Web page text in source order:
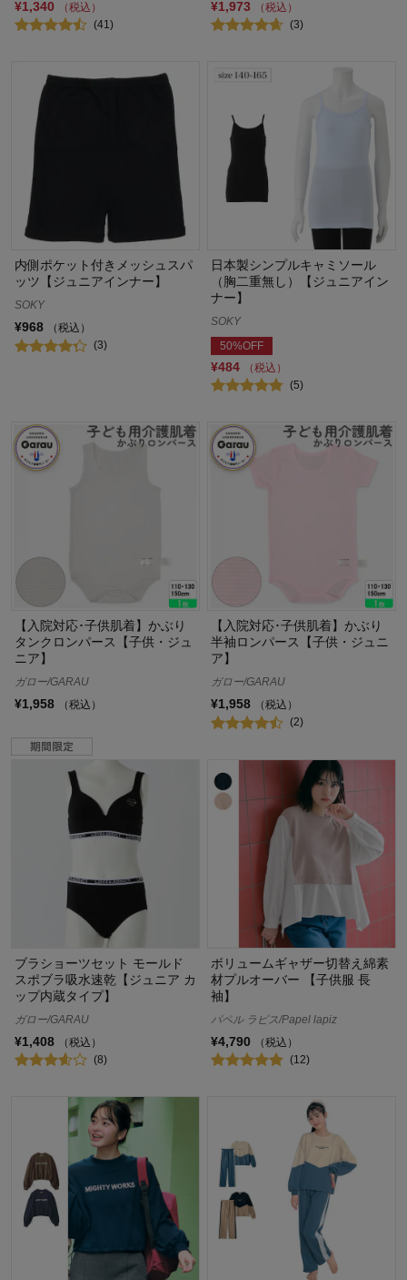
¥1,340
（税込）
(41)
¥1,973
（税込）
(3)
内側ポケット付きメッシュスパ
ッツ【ジュニアインナー】
SOKY
¥968
（税込）
(3)
日本製シンプルキャミソール
（胸二重無し）【ジュニアイン
ナー】
SOKY
50%OFF
¥484
（税込）
(5)
【入院対応･子供肌着】かぶり
タンクロンパース【子供・ジュ
ニア】
ガロー/GARAU
¥1,958 （税込）
【入院対応･子供肌着】かぶり
半袖ロンパース【子供・ジュニ
ア】
ガロー/GARAU
¥1,958
（税込）
(2)
ブラショーツセット モールド
スポブラ吸水速乾【ジュニア カ
ップ内蔵タイプ】
ガロー/GARAU
¥1,408
（税込）
(8)
ボリュームギャザー切替え綿素
材プルオーバー 【子供服 長
袖】
パペル ラピス/Papel lapiz
¥4,790
（税込）
(12)